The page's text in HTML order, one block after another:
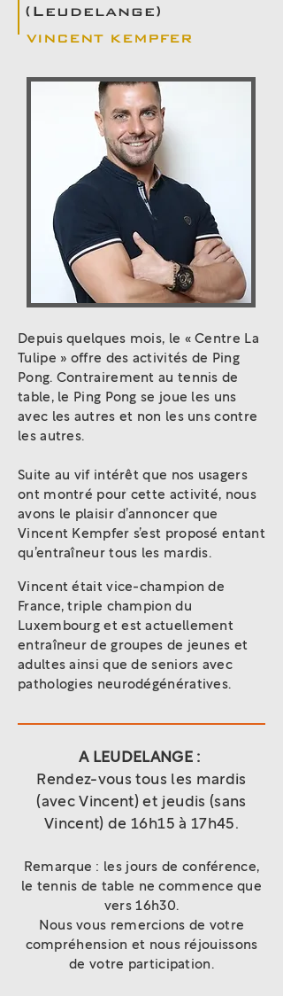
(Leudelange)
VINCENT KEMPFER
Depuis quelques mois, le « Centre La
Tulipe » offre des activités de Ping
Pong. Contrairement au tennis de
table, le Ping Pong se joue les uns
avec les autres et non les uns contre
les autres.
Suite au vif intérêt que nos usagers
ont montré pour cette activité, nous
avons le plaisir d’annoncer que
Vincent Kempfer s’est proposé entant
qu’entraîneur tous les mardis.
Vincent était vice-champion de
France, triple champion du
Luxembourg et est actuellement
entraîneur de groupes de jeunes et
adultes ainsi que de seniors avec
pathologies neurodégénératives.
A LEUDELANGE :
Rendez-vous tous les mardis
(avec Vincent) et jeudis (sans
Vincent) de 16h15 à 17h45.
Remarque : les jours de conférence,
le tennis de table ne commence que
vers 16h30.
Nous vous remercions de votre
compréhension et nous réjouissons
de votre participation.